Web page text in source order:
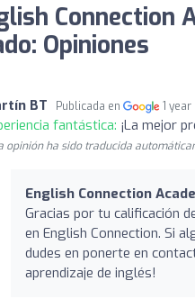
Connection
Opiniones
BT Publicada en 1 year
fantástica: ¡La mejor
opinión ha sido traducida
English Connection
Gracias por tu calificación
en English Connection. Si
dudes en ponerte en
aprendizaje de inglés!